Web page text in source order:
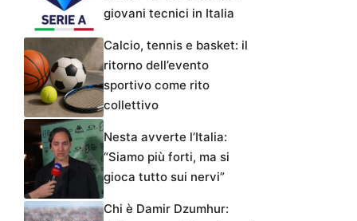
giovani tecnici in Italia
Calcio, tennis e basket: il
ritorno dell’evento
sportivo come rito
collettivo
Nesta avverte l’Italia:
“Siamo più forti, ma si
gioca tutto sui nervi”
Chi è Damir Dzumhur: